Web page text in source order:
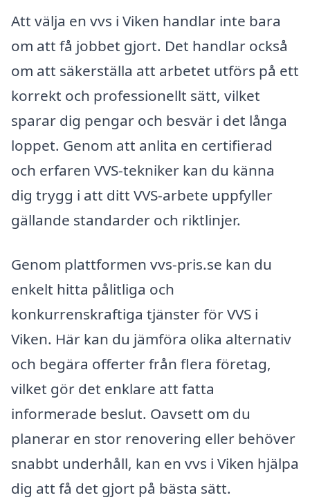
Att välja en vvs i Viken handlar inte bara
om att få jobbet gjort. Det handlar också
om att säkerställa att arbetet utförs på ett
korrekt och professionellt sätt, vilket
sparar dig pengar och besvär i det långa
loppet. Genom att anlita en certifierad
och erfaren VVS-tekniker kan du känna
dig trygg i att ditt VVS-arbete uppfyller
gällande standarder och riktlinjer.
Genom plattformen vvs-pris.se kan du
enkelt hitta pålitliga och
konkurrenskraftiga tjänster för VVS i
Viken. Här kan du jämföra olika alternativ
och begära offerter från flera företag,
vilket gör det enklare att fatta
informerade beslut. Oavsett om du
planerar en stor renovering eller behöver
snabbt underhåll, kan en vvs i Viken hjälpa
dig att få det gjort på bästa sätt.